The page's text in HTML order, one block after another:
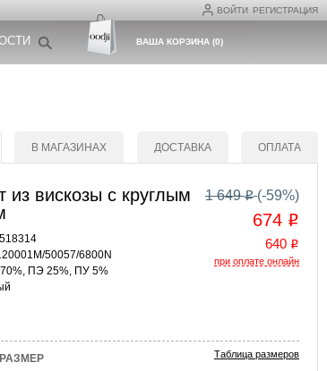
ВОЙТИ РЕГИСТРАЦИЯ
ВАША КОРЗИНА(0)
В МАГАЗИНАХ ДОСТАВКА ОПЛАТА
из вискозы с круглым
518314
50057/6800N
70%, ПЭ 25%, ПУ 5%
1 649o (-59%)
674 o
640 o
при оплате онлайн
Таблица размеров